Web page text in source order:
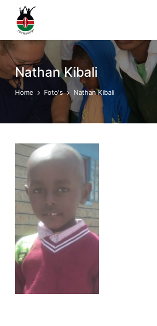
Nathan Kibali
Home Foto's Nathan Kibali